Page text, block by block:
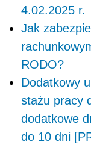
4.02.2025 r.
Jak
RODO?
Dodatkowy
stażu pracy
dodatkowe
do 10 dni